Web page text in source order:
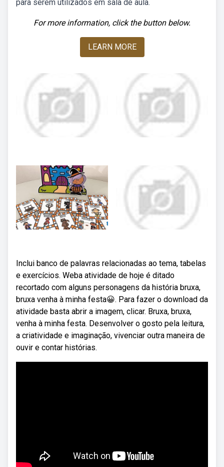
para serem utilizados em sala de aula.
For more information, click the button below.
LEARN MORE
Inclui banco de palavras relacionadas ao tema, tabelas
e exercícios. Weba atividade de hoje é ditado
recortado com alguns personagens da história bruxa,
bruxa venha à minha festa😀. Para fazer o download da
atividade basta abrir a imagem, clicar. Bruxa, bruxa,
venha à minha festa. Desenvolver o gosto pela leitura,
a criatividade e imaginação, vivenciar outra maneira de
ouvir e contar histórias.